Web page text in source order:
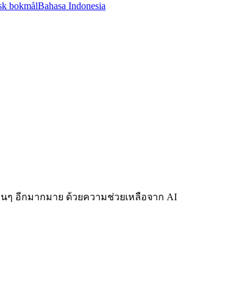
bokmålBahasa Indonesia
ๆ อีกมากมาย ด้วยความช่วยเหลือจาก AI